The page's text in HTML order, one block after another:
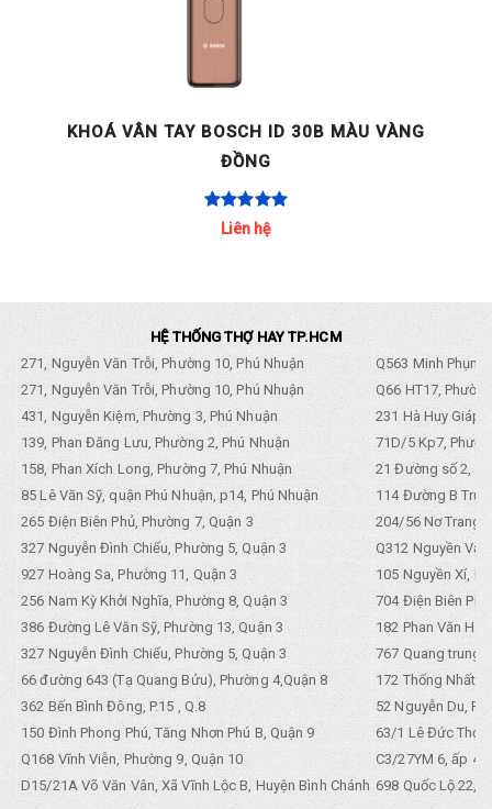
KHOÁ VÂN TAY BOSCH ID 30B MÀU VÀNG
ĐỒNG
Liên hệ
HỆ THỐNG THỢ HAY TP.HCM
271, Nguyễn Văn Trỗi, Phường 10, Phú Nhuận
Q563 Minh
271, Nguyễn Văn Trỗi, Phường 10, Phú Nhuận
Q66 HT17,
431, Nguyễn Kiệm, Phường 3, Phú Nhuận
231 Hà Huy Giáp,
139, Phan Đăng Lưu, Phường 2, Phú Nhuận
71D/5 Kp7,
158, Phan Xích Long, Phường 7, Phú Nhuận
21 Đường số 2,
85 Lê Văn Sỹ, quận Phú Nhuận, p14, Phú Nhuận
114 Đường B
265 Điện Biên Phủ, Phường 7, Quận 3
204/56 Nơ Trang
327 Nguyễn Đình Chiểu, Phường 5, Quận 3
Q312 Nguyền
927 Hoàng Sa, Phường 11, Quận 3
105 Nguyền Xí,
256 Nam Kỳ Khởi Nghĩa, Phường 8, Quận 3
704 Điện Biên
386 Đường Lê Văn Sỹ, Phường 13, Quận 3
182 Phan Văn
327 Nguyễn Đình Chiểu, Phường 5, Quận 3
767 Quang trung,
66 đường 643 (Tạ Quang Bửu), Phường 4,Quận 8
172 Thống Nhất.
362 Bến Bình Đông, P.15 , Q.8
52 Nguyễn Du,
150 Đình Phong Phú, Tăng Nhơn Phú B, Quận 9
63/1 Lê Đức Thọ,
Q168 Vĩnh Viễn, Phường 9, Quận 10
C3/27YM 6, ấp 4,
D15/21A Võ Văn Vân, Xã Vĩnh Lộc B, Huyện Bình Chánh 698 Quốc Lộ 22,